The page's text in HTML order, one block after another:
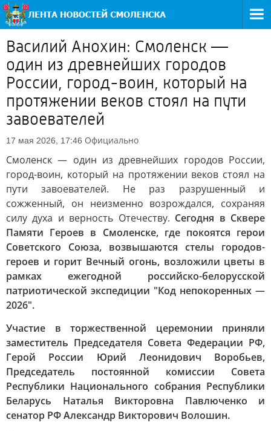
Василий Анохин: Смоленск —
один из древнейших городов
России, город-воин, который на
протяжении веков стоял на пути
завоевателей
17 мая 2026, 17:46 Официально
Смоленск — один из древнейших городов России,
город-воин, который на протяжении веков стоял на
пути завоевателей. Не раз разрушенный и
сожженный, он неизменно возрождался, сохраняя
силу духа и верность Отечеству. Сегодня в Сквере
Памяти Героев в Смоленске, где покоятся герои
Советского Союза, возвышаются стелы городов-
героев и горит Вечный огонь, возложили цветы в
рамках ежегодной российско-белорусской
патриотической экспедиции "Код непокоренных —
2026".
Участие в торжественной церемонии приняли
заместитель Председателя Совета Федерации РФ,
Герой России Юрий Леонидович Воробьев,
Председатель постоянной комиссии Совета
Республики Национального собрания Республики
Беларусь Наталья Викторовна Павлюченко и
сенатор РФ Александр Викторович Волошин.